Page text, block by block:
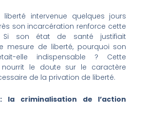
intervenue quelques jours
son incarcération renforce cette
Si son état de santé justifiait
mesure de liberté, pourquoi son
elle indispensable ? Cette
nourrit le doute sur le caractère
de la privation de liberté.
la criminalisation de l’action